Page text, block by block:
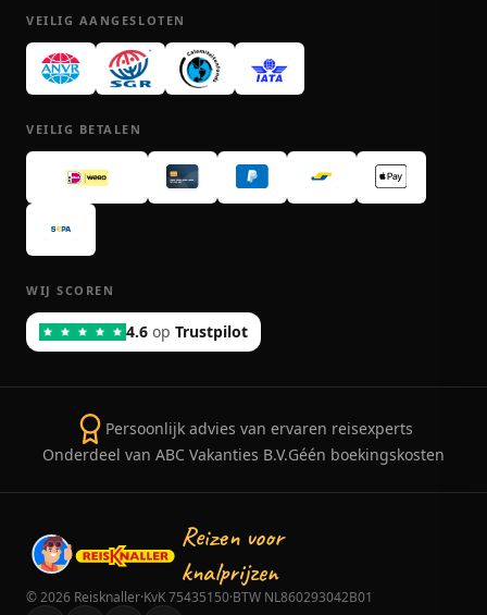
VEILIG AANGESLOTEN
VEILIG BETALEN
WIJ SCOREN
4.6 op Trustpilot
Persoonlijk advies van ervaren reisexperts
Onderdeel van ABC Vakanties B.V.Géén boekingskosten
Reizen voor
knalprijzen
©2026 Reisknaller·KvK 75435150·BTW NL860293042B01